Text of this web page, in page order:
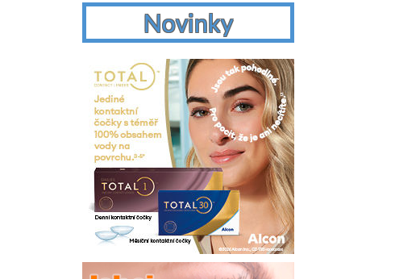
Novinky